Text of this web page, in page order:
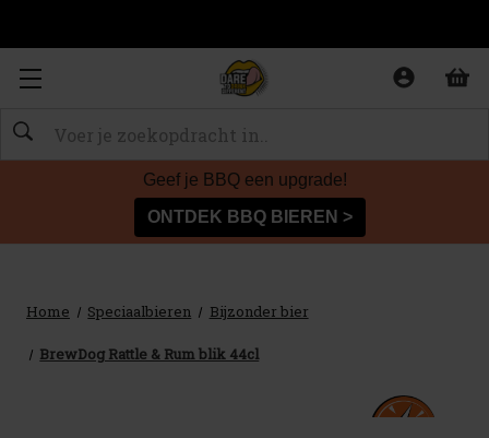
Zoeken
Geef je BBQ een upgrade!
ONTDEK BBQ BIEREN >
Home Speciaalbieren Bijzonder bier
BrewDog Rattle & Rum blik 44cl